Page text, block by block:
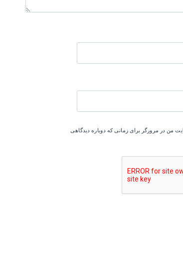
من در مرورگر برای زمانی که دوباره دیدگاهی